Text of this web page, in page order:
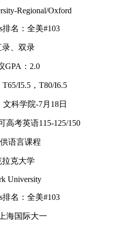
Regional/Oxford
排名：全美#103
录、双录
GPA：2.0
I5.5，T80/I6.5
科学院-7月18日
高考英语115-125/150
语言课程
拉克大学
University
排名：全美#103
海国际大一